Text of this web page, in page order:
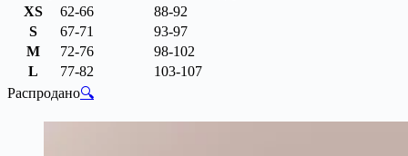
XS
62-66
88-92
S
67-71
93-97
M
72-76
98-102
L
77-82
103-107
Распродано🔍